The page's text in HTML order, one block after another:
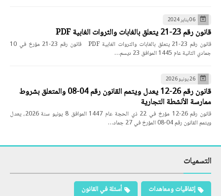
06 يناير 2024
قانون رقم 23-21 يتعلق بالغابات والثروات الغابية PDF
قانون رقم 23-21 يتعلق بالغابات والثروات الغابية PDF قانون رقم 23-21 مؤرخ في 10
جمادي الثانية عام 1445 الموافق 23 ديسم…
26 يونيو 2026
قانون رقم 26-12 يعدل ويتمم القانون رقم 04-08 والمتعلق بشروط
ممارسة الأنشطة التجارية
قانون رقم 26-12 مؤرخ في 22 ذي الحجة عام 1447 الموافق 8 يونيو سنة 2026، يعدل
ويتمم القانون رقم 04-08 المؤرخ في 27 جماد…
التسميات
إتفاقيات ومعاهدات
أسئلة في القانون